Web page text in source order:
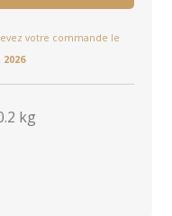
votre commande le
kg